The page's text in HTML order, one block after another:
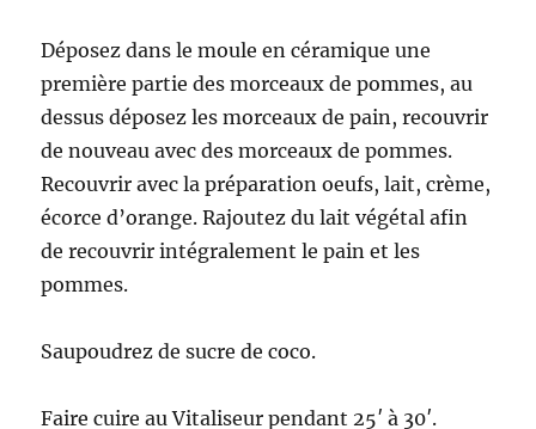
Déposez dans le moule en céramique une
première partie des morceaux de pommes, au
dessus déposez les morceaux de pain, recouvrir
de nouveau avec des morceaux de pommes.
Recouvrir avec la préparation oeufs, lait, crème,
écorce d’orange. Rajoutez du lait végétal afin
de recouvrir intégralement le pain et les
pommes.
Saupoudrez de sucre de coco.
Faire cuire au Vitaliseur pendant 25′ à 30′.